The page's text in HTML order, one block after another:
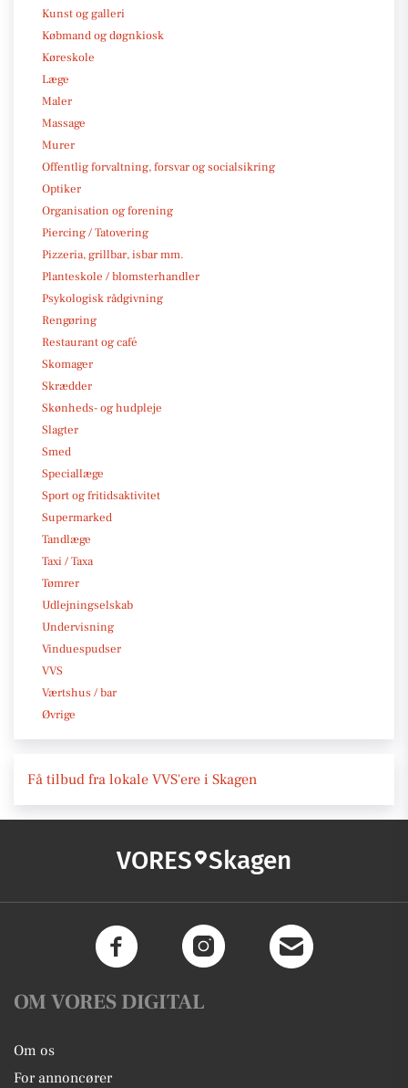
Kunst og galleri
Købmand og døgnkiosk
Køreskole
Læge
Maler
Massage
Murer
Offentlig forvaltning, forsvar og socialsikring
Optiker
Organisation og forening
Piercing / Tatovering
Pizzeria, grillbar, isbar mm.
Planteskole / blomsterhandler
Psykologisk rådgivning
Rengøring
Restaurant og café
Skomager
Skrædder
Skønheds- og hudpleje
Slagter
Smed
Speciallæge
Sport og fritidsaktivitet
Supermarked
Tandlæge
Taxi / Taxa
Tømrer
Udlejningselskab
Undervisning
Vinduespudser
VVS
Værtshus / bar
Øvrige
Få tilbud fra lokale VVS'ere i Skagen
VORES Skagen
OM VORES DIGITAL
Om os
For annoncører